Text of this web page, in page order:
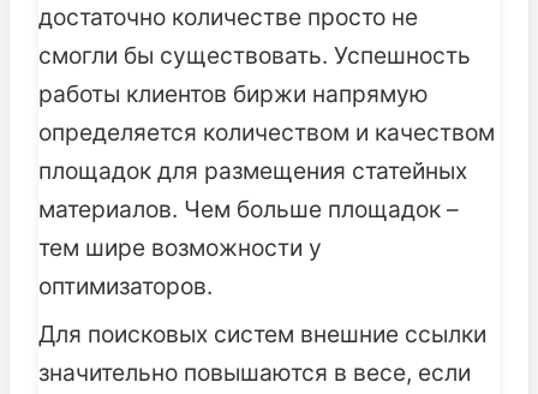
достаточно количестве просто не
смогли бы существовать. Успешность
работы клиентов биржи напрямую
определяется количеством и качеством
площадок для размещения статейных
материалов. Чем больше площадок –
тем шире возможности у
оптимизаторов.
Для поисковых систем внешние ссылки
значительно повышаются в весе, если